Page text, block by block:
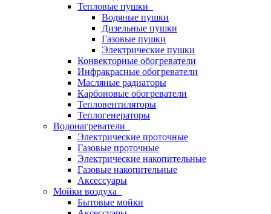
Тепловые пушки
Водяные пушки
Дизельные пушки
Газовые пушки
Электрические пушки
Конвекторные обогреватели
Инфракрасные обогреватели
Масляные радиаторы
Карбоновые обогреватели
Тепловентиляторы
Теплогенераторы
Водонагреватели
Электрические проточные
Газовые проточные
Электрические накопительные
Газовые накопительные
Аксессуары
Мойки воздуха
Бытовые мойки